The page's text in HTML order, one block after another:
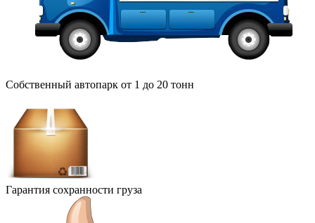
Собственный автопарк от 1 до 20 тонн
Гарантия сохранности груза